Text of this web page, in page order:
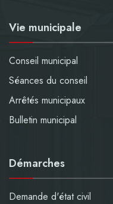
Vie municipale
Conseil municipal
Séances du conseil
Arrêtés municipaux
Bulletin municipal
Démarches
Demande d'état civil